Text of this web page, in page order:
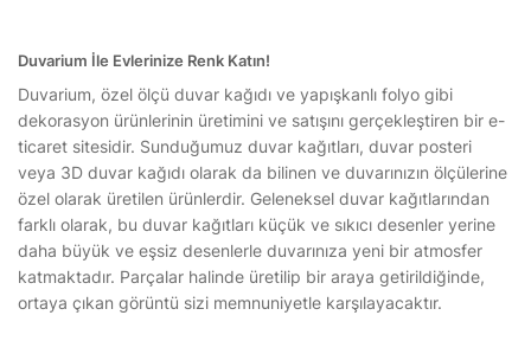
Duvarium İle Evlerinize Renk Katın!
Duvarium, özel ölçü duvar kağıdı ve yapışkanlı folyo gibi
dekorasyon ürünlerinin üretimini ve satışını gerçekleştiren bir e-
ticaret sitesidir. Sunduğumuz duvar kağıtları, duvar posteri
veya 3D duvar kağıdı olarak da bilinen ve duvarınızın ölçülerine
özel olarak üretilen ürünlerdir. Geleneksel duvar kağıtlarından
farklı olarak, bu duvar kağıtları küçük ve sıkıcı desenler yerine
daha büyük ve eşsiz desenlerle duvarınıza yeni bir atmosfer
katmaktadır. Parçalar halinde üretilip bir araya getirildiğinde,
ortaya çıkan görüntü sizi memnuniyetle karşılayacaktır.